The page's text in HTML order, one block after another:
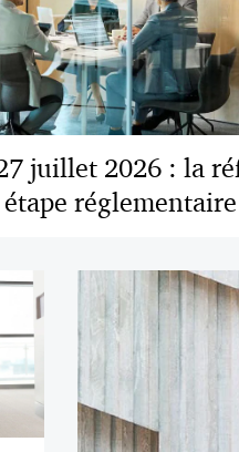
juillet 2026 : la
réglementaire